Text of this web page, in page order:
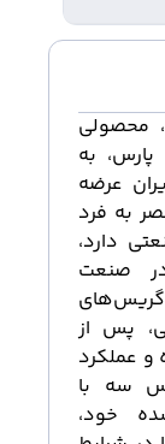
محصولی
به
عرضه
به فرد
دارد،
صنعت
گریس‌های
پس از
عملکرد
سه با
خود،